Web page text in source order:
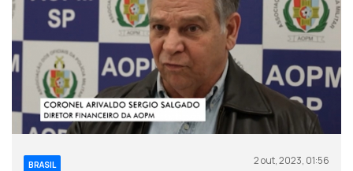
BRASIL 2 out, 2023, 01:56